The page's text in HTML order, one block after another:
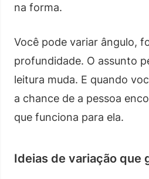
na forma.
Você pode variar ângulo,
profundidade. O assunto
leitura muda. E quando
a chance de a pessoa
que funciona para ela.
Ideias de variação que